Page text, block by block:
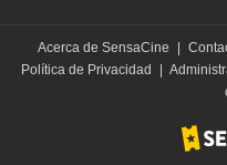
Acerca de SensaCine
Política de Privacidad